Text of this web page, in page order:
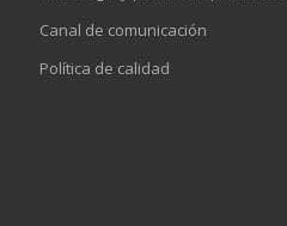
Canal de comunicación
Política de calidad